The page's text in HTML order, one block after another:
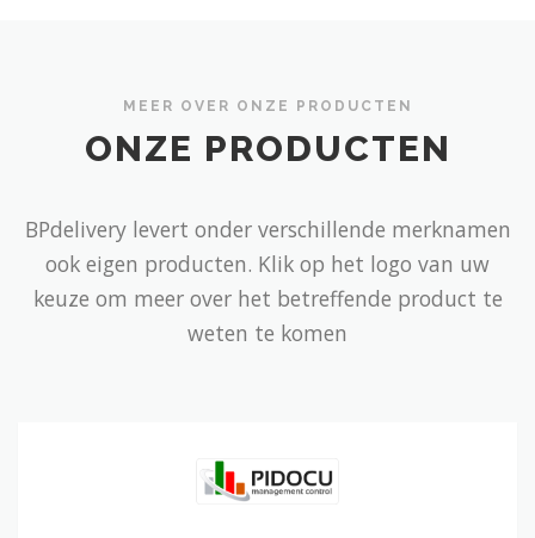
MEER OVER ONZE PRODUCTEN
ONZE PRODUCTEN
BPdelivery levert onder verschillende merknamen
ook eigen producten. Klik op het logo van uw
keuze om meer over het betreffende product te
weten te komen